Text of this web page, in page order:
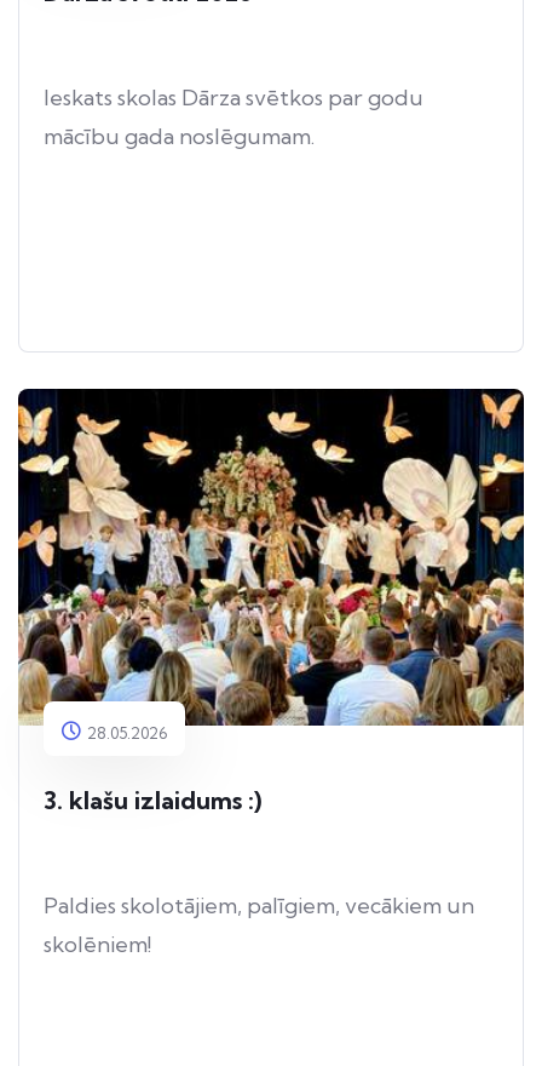
Ieskats skolas Dārza svētkos par godu
mācību gada noslēgumam.
28.05.2026
3. klašu izlaidums :)
Paldies skolotājiem, palīgiem, vecākiem un
skolēniem!